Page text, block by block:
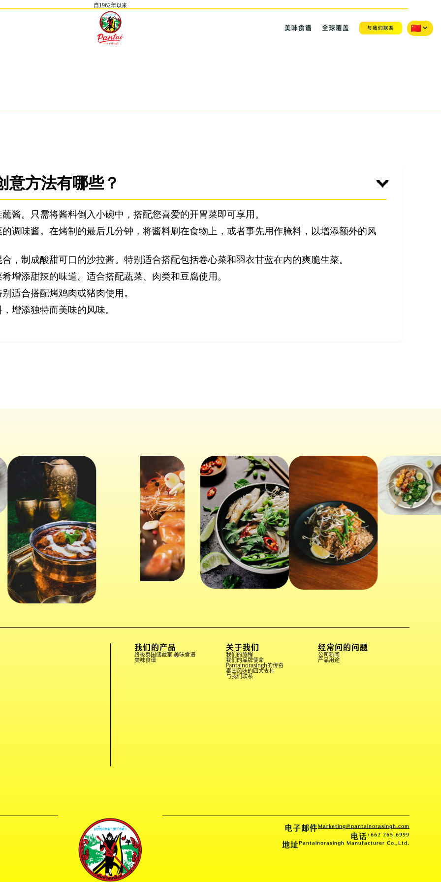
自1962年以来
美味食谱 全球覆盖 与我们联系
意方法有哪些？
酱。只需将酱料倒入小碗中，搭配您喜爱的开胃菜即可享用。
调味酱。在烤制的最后几分钟，将酱料刷在食物上，或者事先用作腌料，以增添额外的风
，制成酸甜可口的沙拉酱。特别适合搭配包括卷心菜和羽衣甘蓝在内的爽脆生菜。
增添甜辣的味道。适合搭配蔬菜、肉类和豆腐使用。
适合搭配烤鸡肉或猪肉使用。
增添独特而美味的风味。
我们的产品
终极泰国储藏室 美味食谱
美味食谱
关于我们
我们的旅程
我们的品牌使命
Pantainorasingh的传奇
泰国风味的四大支柱
与我们联系
经常问的问题
公司新闻
产品用途
电子邮件 Marketing@pantainorasingh.com
电话+662 265-6999
地址 Pantainorasingh Manufacturer Co.,Ltd.